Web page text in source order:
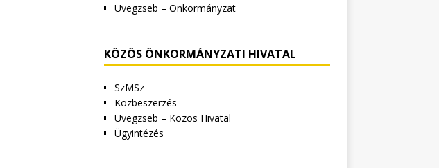
Üvegzseb – Önkormányzat
KÖZÖS ÖNKORMÁNYZATI HIVATAL
SzMSz
Közbeszerzés
Üvegzseb – Közös Hivatal
Ügyintézés